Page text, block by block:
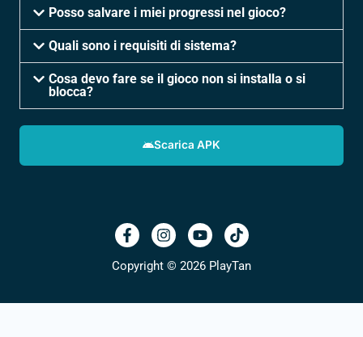
Posso salvare i miei progressi nel gioco?
Quali sono i requisiti di sistema?
Cosa devo fare se il gioco non si installa o si
blocca?
Scarica APK
Copyright © 2026 PlayTan